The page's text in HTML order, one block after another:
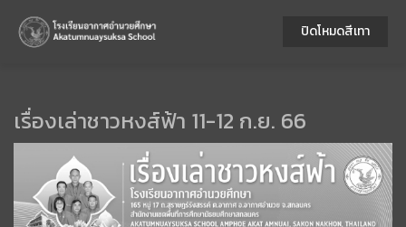
เรื่องเล่าชาวหงส์ฟ้า 11-12 ก.ย. 66
ปิดโหมดสีเทา